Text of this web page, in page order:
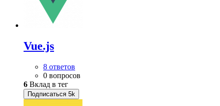
Vue.js
8 ответов
0 вопросов
6 Вклад в тег
Подписаться 5k